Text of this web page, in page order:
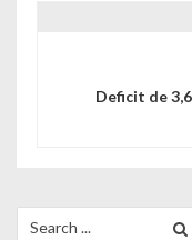
Deficit de